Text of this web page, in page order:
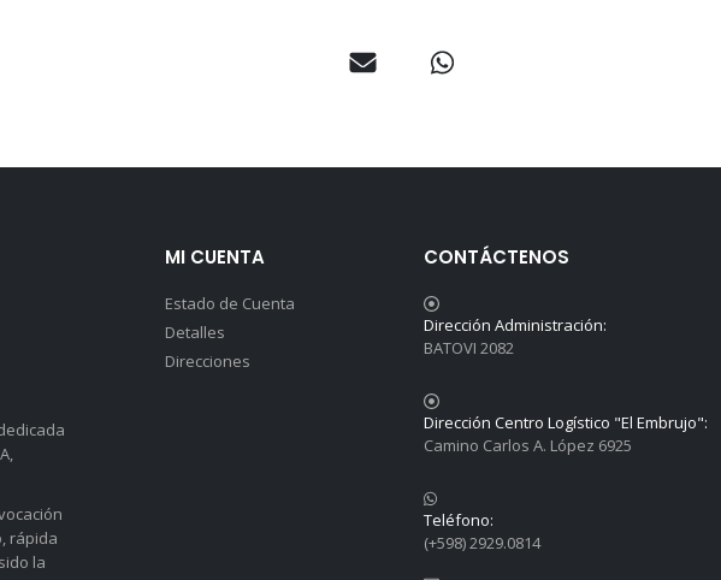
rápida
la
MI CUENTA
Estado de Cuenta
Detalles
Direcciones
CONTÁCTENOS
Dirección Administración:
BATOVI 2082
Dirección Centro Logístico "El Embrujo":
Camino Carlos A. López 6925
Teléfono:
(+598) 2929.0814